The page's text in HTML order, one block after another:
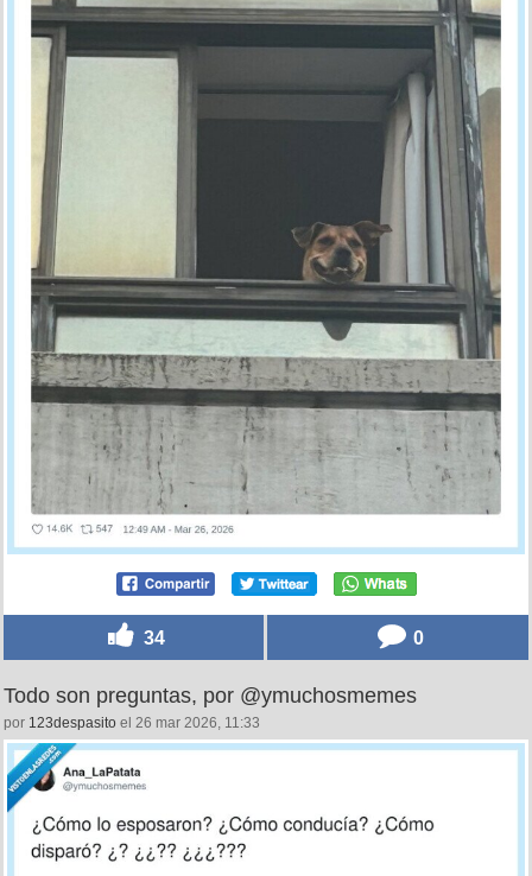
34 0
Todo son preguntas, por @ymuchosmemes
por 123despasito el 26 mar 2026, 11:33